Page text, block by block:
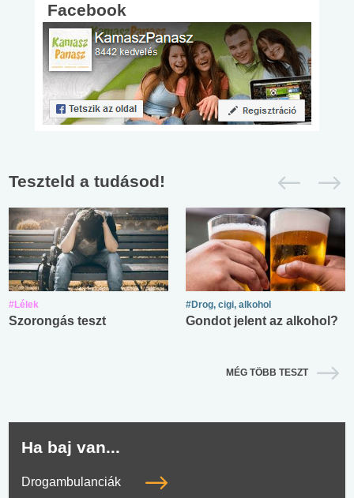
Facebook
Teszteld a tudásod!
#Lélek
Szorongás teszt
#Drog, cigi, alkohol
Gondot jelent az alkohol?
MÉG TÖBB TESZT
Ha baj van...
Drogambulanciák